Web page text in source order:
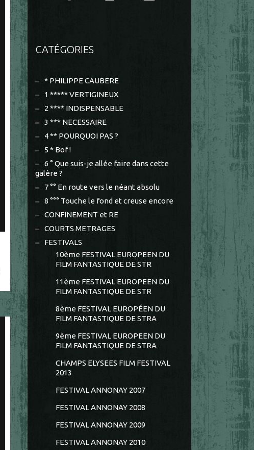
CATÉGORIES
* PHILIPPE CAUBERE
1 ***** VERTIGINEUX
2 **** INDISPENSABLE
3 *** NECESSAIRE
4 ** POURQUOI PAS ?
5 * Bof !
6 ° Que suis-je allée faire dans cette
galère ?
7 °° En route vers le néant absolu
8 °°° Touche le fond et creuse encore
CONFINEMENT et RE
COURTS METRAGES
FESTIVALS
10ème FESTIVAL EUROPEEN DU
FILM FANTASTIQUE DE STR
11ème FESTIVAL EUROPEEN DU
FILM FANTASTIQUE DE STR
8ème FESTIVAL EUROPÉEN DU
FILM FANTASTIQUE DE STRA
9ème FESTIVAL EUROPEEN DU
FILM FANTASTIQUE DE STRA
CHAMPS ELYSEES FILM FESTIVAL
2013
FESTIVAL ANNONAY 2007
FESTIVAL ANNONAY 2008
FESTIVAL ANNONAY 2009
FESTIVAL ANNONAY 2010